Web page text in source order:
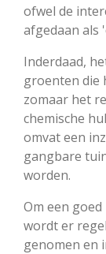
ofwel de
afgedaan als
Inderdaad,
groenten die
zomaar het
chemische
omvat een
gangbare
worden.
Om een
wordt er
genomen en